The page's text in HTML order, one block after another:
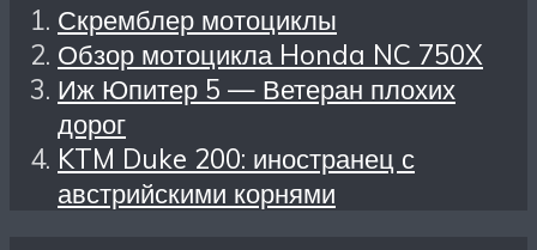
Скремблер мотоциклы
Обзор мотоцикла Honda NC 750X
Иж Юпитер 5 — Ветеран плохих
дорог
KTM Duke 200: иностранец с
австрийскими корнями